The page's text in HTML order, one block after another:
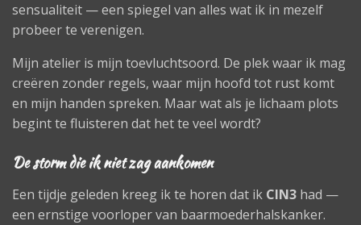
sensualiteit — een spiegel van alles wat ik in mezelf
probeer te verenigen.
Mijn atelier is mijn toevluchtsoord. De plek waar ik mag
creëren zonder regels, waar mijn hoofd tot rust komt
en mijn handen spreken. Maar wat als je lichaam plots
begint te fluisteren dat het te veel wordt?
De storm die ik niet zag aankomen
Een tijdje geleden kreeg ik te horen dat ik CIN3 had —
een ernstige voorloper van baarmoederhalskanker.